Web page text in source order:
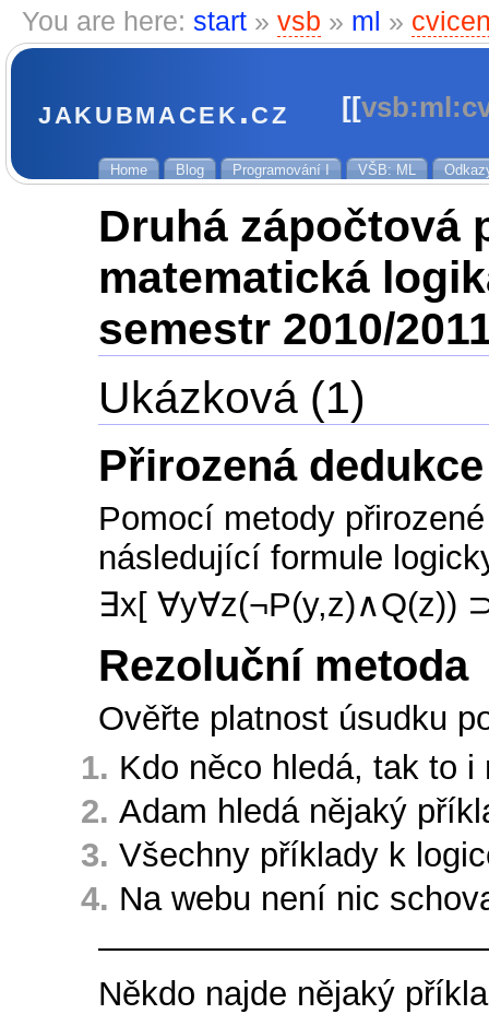
You are here: start » vsb » ml »
jakubmacek.cz [[
Home Blog Programování I VŠB: ML
Druhá zápočtová
matematická
semestr 2010/
Ukázková (1)
Přirozená dedukce
Pomocí metody
následující formule
∃x[ ∀y∀z(¬P(y,z)∧Q(z))
Rezoluční metoda
Ověřte platnost úsudku
Kdo něco hledá, tak to
Adam hledá nějaký
Všechny příklady k
Na webu není nic
Někdo najde nějaký